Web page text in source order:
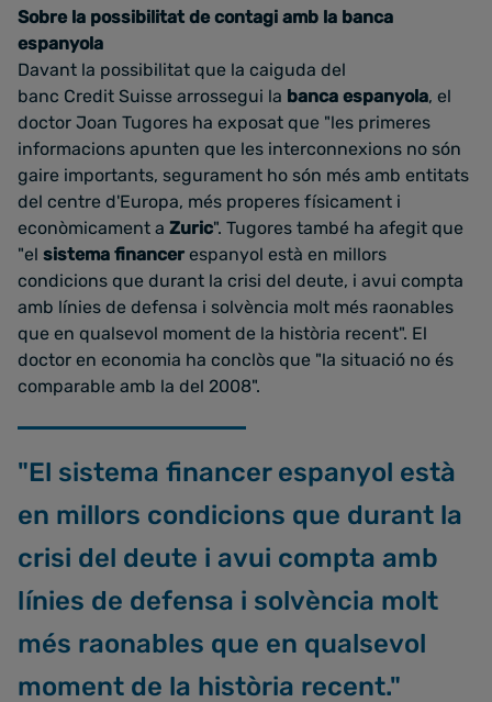
Sobre la possibilitat de contagi amb la banca
espanyola
Davant la possibilitat que la caiguda del
banc Credit Suisse arrossegui la banca espanyola, el
doctor Joan Tugores ha exposat que "les primeres
informacions apunten que les interconnexions no són
gaire importants, segurament ho són més amb entitats
del centre d'Europa, més properes físicament i
econòmicament a Zuric". Tugores també ha afegit que
"el sistema financer espanyol està en millors
condicions que durant la crisi del deute, i avui compta
amb línies de defensa i solvència molt més raonables
que en qualsevol moment de la història recent". El
doctor en economia ha conclòs que "la situació no és
comparable amb la del 2008".
"El sistema financer espanyol està
en millors condicions que durant la
crisi del deute i avui compta amb
línies de defensa i solvència molt
més raonables que en qualsevol
moment de la història recent."